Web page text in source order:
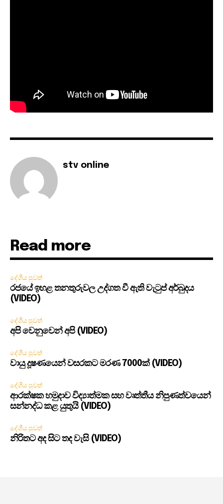
stv online
Read more
දේශීය පුවත්
රජයේ ඉහළ තනතුරුවල උද්ගත වී ඇති වැටුප් අර්බුදය
(VIDEO)
දේශීය පුවත්
අපි වෙනුවෙන් අපි (VIDEO)
දේශීය පුවත්
වායු දූෂණයෙන් වසරකට මරණ 7000ක් (VIDEO)
දේශීය පුවත්
ආරක්ෂක හමුදාව විද්‍යාත්මක සහ වෘත්තීය නිපුණත්වයෙන්
සන්නද්ධ කළ යුතුයි (VIDEO)
දේශීය පුවත්
නිරිතට අද සිට තද වැසි (VIDEO)